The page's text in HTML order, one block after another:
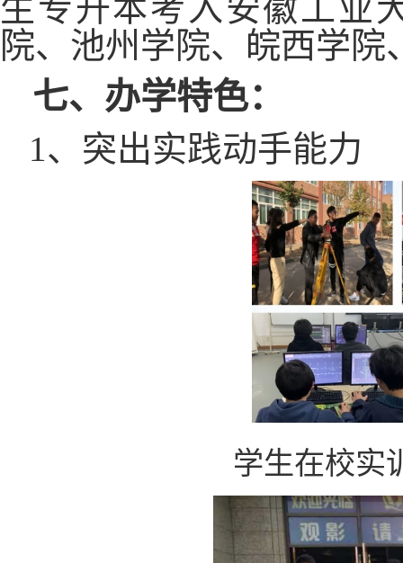
生专升本考入安徽工业
院、池州学院、皖西学院
七、 办学特色：
1、突出实践动手能力
学生在校实